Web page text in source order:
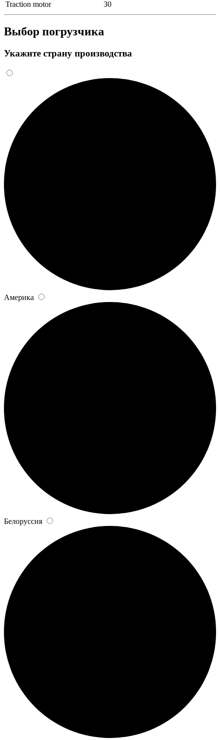
Traction motor
30
Выбор погрузчика
Укажите страну производства
Америка
Белоруссия